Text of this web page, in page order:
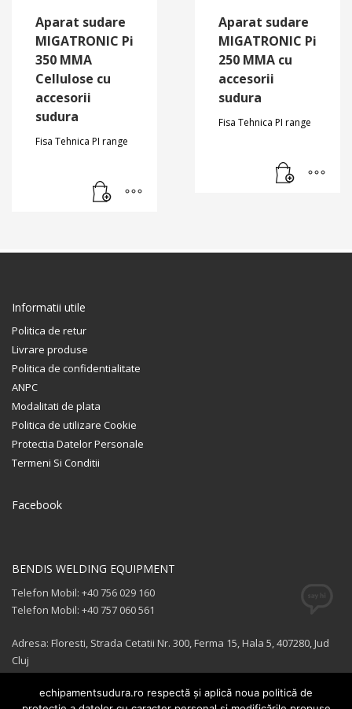
Aparat sudare
MIGATRONIC Pi
350 MMA
Cellulose cu
accesorii
sudura
Fisa Tehnica PI range
Aparat sudare
MIGATRONIC Pi
250 MMA cu
accesorii
sudura
Fisa Tehnica PI range
Informatii utile
Politica de retur
Livrare produse
Politica de confidentialitate
ANPC
Modalitati de plata
Politica de utilizare Cookie
Protectia Datelor Personale
Termeni Si Conditii
Facebook
BENDIS WELDING EQUIPMENT
Telefon Mobil: +40 756 029 160
Telefon Mobil: +40 757 060 561
Adresa: Floresti, Strada Cetatii Nr. 300, Ferma 15, Hala 5, 407280, Jud
Cluj
Email:office@echipamentsudura.ro
echipamentsudura.ro respectă și aplică noua politică de